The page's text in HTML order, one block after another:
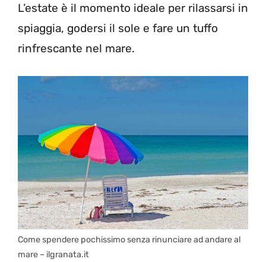
L’estate è il momento ideale per rilassarsi in
spiaggia, godersi il sole e fare un tuffo
rinfrescante nel mare.
Come spendere pochissimo senza rinunciare ad andare al
mare – ilgranata.it